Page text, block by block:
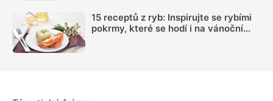
15 receptů z ryb: Inspirujte se rybími
pokrmy, které se hodí i na vánoční